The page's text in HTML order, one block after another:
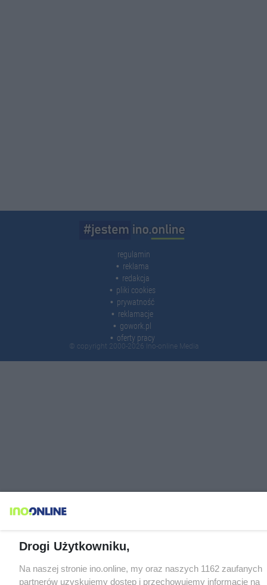
regulamin
reklama
redakcja
pliki cookies
prywatność
reklamacje
gowork.pl
oferty pracy
© copyright 2000-2026 Ino-online Media
Drogi Użytkowniku,
Na naszej stronie ino.online, my oraz naszych 1162 zaufanych
partnerów uzyskujemy dostęp i przechowujemy informacje na